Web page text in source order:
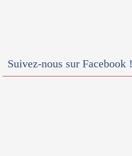
Suivez-nous sur Facebook !